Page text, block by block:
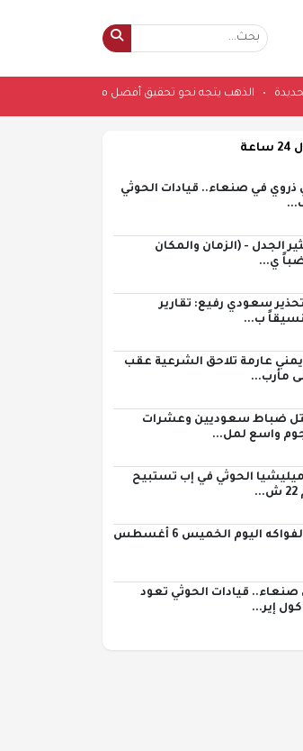
الحديدة•الذهب يتجه نحو تحقيق أفضل مكاسب أسبوعية
ذروي في صنعاء.. قيادات الحوثي
الجدل - (الزمان والمكان
ي...
سعودي رفيع: تقارير
ب...
عارمة تلاحق الشرعية عقب
مأرب...
ضباط سعوديين وعشرات
واسع لمل...
الحوثي في إب تستبيح
أسعار الخضروات والفواكه اليوم الخميس 6 أغسطس
قيادات الحوثي تعود
إير...